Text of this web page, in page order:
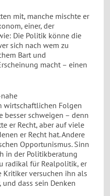
mit, manche mischte er
einer, der
Die Politik könne die
sich nach wem zu
Bart und
macht – einen
wirtschaftlichen Folgen
besser schweigen – denn
er Recht, aber auf viele
er Recht hat. Andere
Opportunismus. Sinn
in der Politikberatung
radikal für Realpolitik, er
versuchen ihn als
dass sein Denken